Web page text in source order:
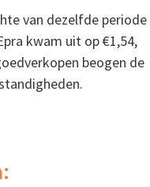
van dezelfde periode
kwam uit op €1,54,
beogen de